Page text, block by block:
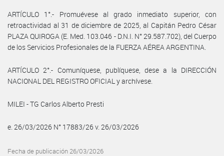
ARTÍCULO 1°.- Promuévese al grado inmediato superior, con
retroactividad al 31 de diciembre de 2025, al Capitán Pedro César
PLAZA QUIROGA (E. Med. 103.046 - D.N.I. N° 29.587.702), del Cuerpo
de los Servicios Profesionales de la FUERZA AÉREA ARGENTINA.
ARTÍCULO 2°.- Comuníquese, publíquese, dese a la DIRECCIÓN
NACIONAL DEL REGISTRO OFICIAL y archívese.
MILEI - TG Carlos Alberto Presti
e. 26/03/2026 N° 17883/26 v. 26/03/2026
Fecha de publicación 26/03/2026